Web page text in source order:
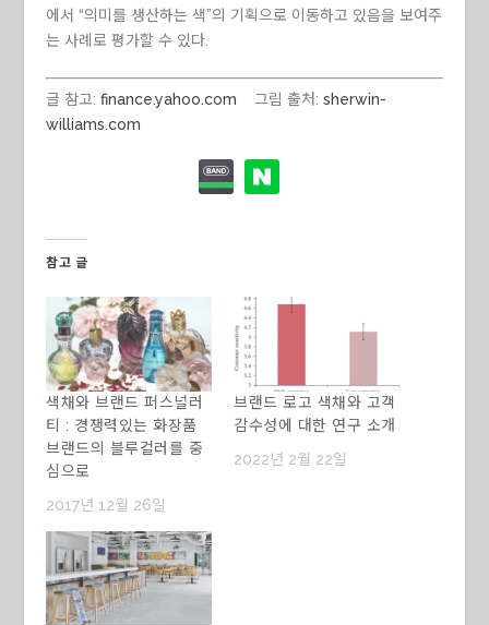
에서 “의미를 생산하는 색”의 기획으로 이동하고 있음을 보여주
는 사례로 평가할 수 있다.
글 참고:finance.yahoo.com 그림 출처:sherwin-
williams.com
참고 글
색채와 브랜드 퍼스널러
티 : 경쟁력있는 화장품
브랜드의 블루컬러를 중
심으로
2017년 12월 26일
브랜드 로고 색채와 고객
감수성에 대한 연구 소개
2022년 2월 22일